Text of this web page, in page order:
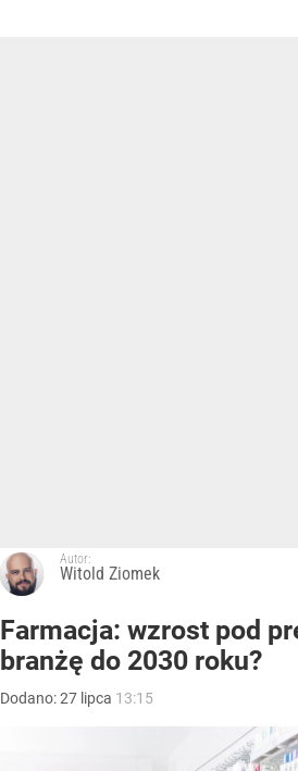
Autor:
Witold Ziomek
Farmacja: wzrost pod
branżę do 2030 roku?
Dodano:27 lipca 13:15